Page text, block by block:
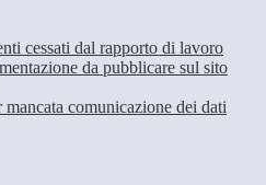
cessati dal rapporto di lavoro
da pubblicare sul sito
mancata comunicazione dei dati